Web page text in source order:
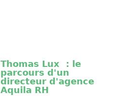
Thomas Lux : le
parcours d'un
directeur d'agence
Aquila RH